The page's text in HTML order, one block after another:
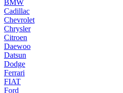
BMW
Cadillac
Chevrolet
Chrysler
Citroen
Daewoo
Datsun
Dodge
Ferrari
FIAT
Ford